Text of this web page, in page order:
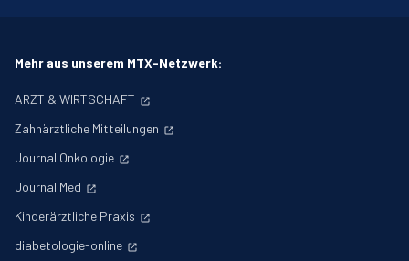
Mehr aus unserem MTX-Netzwerk:
ARZT & WIRTSCHAFT
Zahnärztliche Mitteilungen
Journal Onkologie
Journal Med
Kinderärztliche Praxis
diabetologie-online